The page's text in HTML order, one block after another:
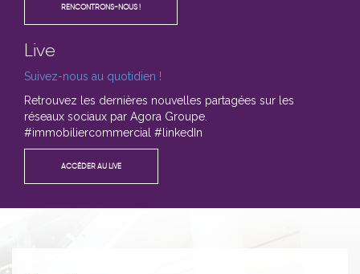
RENCONTRONS-NOUS !
Live
Suivez-nous au quotidien !
Retrouvez les dernières nouvelles partagées sur les
réseaux sociaux par Agora Groupe.
#immobiliercommercial #linkedIn
ACCÉDER AU LIVE